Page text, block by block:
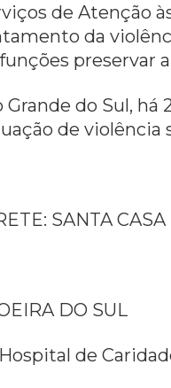
de Atenção
da
preservar
Grande do Sul,
de violência
SANTA
DO SUL
de